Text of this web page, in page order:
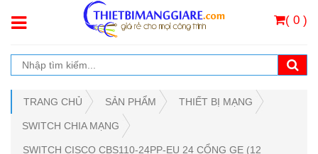
( 0 )
TRANG CHỦ SẢN PHẨM THIẾT BỊ MẠNG
SWITCH CHIA MẠNG
SWITCH CISCO CBS110-24PP-EU 24 CỔNG GE (12